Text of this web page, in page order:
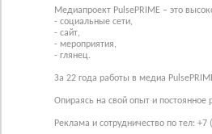
Медиапроект PulsePRIME – это
- социальные сети,
- сайт,
- мероприятия,
- глянец.
За 22 года работы в медиа
Опираясь на свой опыт и постоянное
Реклама и сотрудничество по тел: